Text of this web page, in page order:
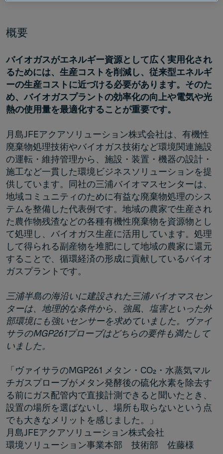
概要
バイオガスがエネルギー資源として広く実用化され
るためには、生産コストを削減し、従来型エネルギ
ーの生産コストに近づける必要があります。そのた
め、バイオガスプラントの効率化の向上や電気や光
熱の使用量を最適化することが重要です。
月島JFEアクアソリューション株式会社は、有機性
廃棄物処理技術やバイオガス技術など環境関連施設
の運転・維持管理から、施設・装置・機器の設計・
施工など一貫した環境ビジネスソリューションを提
供しています。同社の三浦バイオマスセンターは、
地域コミュニティのために有益な廃棄物処理のシス
テムを整備した代表例です。地域の農家で生産され
た農作物残渣などの各種有機性廃棄物を資源物とし
て処理し、バイオガス生産に活用しています。処理
して得られる副産物を堆肥にして地域の農家に還元
することで、循環経済の形成に貢献しているバイオ
ガスプラントです。
三浦半島の海沿いに建設された三浦バイオマスセン
ターは、地理的な条件から、強風、塩害といった外
部環境にも強いセンサーを求めていました。ヴァイ
サラのMGP261プローブはどちらの要件も満たして
いました。
「ヴァイサラのMGP261 メタン・CO₂・水蒸気マル
チガスプローブがメタン発酵後の硫化水素を除去す
る前にガス配管内で直接計測できると聞いたとき、
設置の場所を選ばないし、場所も取らないという点
でも大きなメリットを感じました。」
月島JFEアクアソリューション株式会社
環境ソリューション事業本部 技術部 佐藤様